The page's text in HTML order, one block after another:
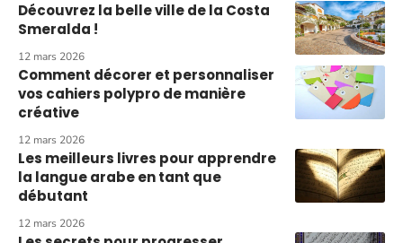
Découvrez la belle ville de la Costa
Smeralda !
12 mars 2026
Comment décorer et personnaliser
vos cahiers polypro de manière
créative
12 mars 2026
Les meilleurs livres pour apprendre
la langue arabe en tant que
débutant
12 mars 2026